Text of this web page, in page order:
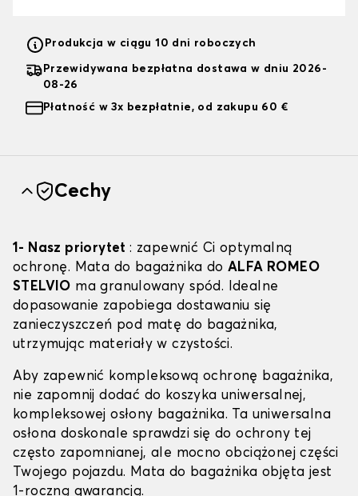
Produkcja w ciągu 10 dni roboczych
Przewidywana bezpłatna dostawa w dniu 2026-
08-26
Płatność w 3x bezpłatnie, od zakupu 60 €
Cechy
1- Nasz priorytet: zapewnić Ci optymalną
ochronę. Mata do bagażnika do ALFA ROMEO
STELVIO ma granulowany spód. Idealne
dopasowanie zapobiega dostawaniu się
zanieczyszczeń pod matę do bagażnika,
utrzymując materiały w czystości.
Aby zapewnić kompleksową ochronę bagażnika,
nie zapomnij dodać do koszyka uniwersalnej,
kompleksowej osłony bagażnika. Ta uniwersalna
osłona doskonale sprawdzi się do ochrony tej
często zapomnianej, ale mocno obciążonej części
Twojego pojazdu. Mata do bagażnika objęta jest
1-roczną gwarancją.